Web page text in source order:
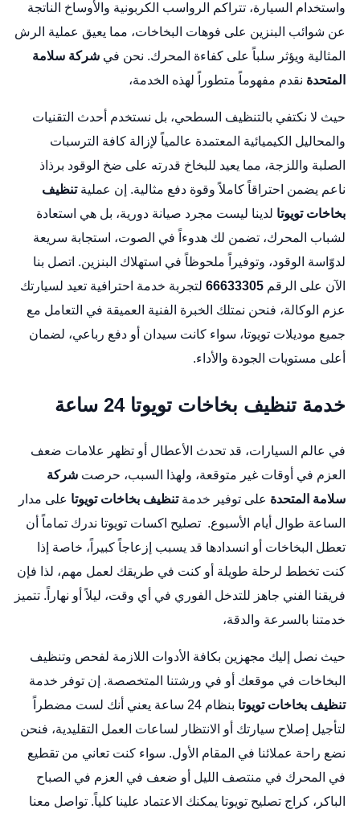
واستخدام السيارة، تتراكم الرواسب الكربونية والأوساخ الناتجة
عن شوائب البنزين على فوهات البخاخات، مما يعيق عملية الرش
المثالية ويؤثر سلباً على كفاءة المحرك. نحن في شركة سلامة
المتحدة نقدم مفهوماً متطوراً لهذه الخدمة،
حيث لا نكتفي بالتنظيف السطحي، بل نستخدم أحدث التقنيات
والمحاليل الكيميائية المعتمدة عالمياً لإزالة كافة الترسبات
الصلبة واللزجة، مما يعيد للبخاخ قدرته على ضخ الوقود برذاذ
ناعم يضمن احتراقاً كاملاً وقوة دفع مثالية. إن عمليةتنظيف
بخاخات تويوتا لدينا ليست مجرد صيانة دورية، بل هي استعادة
لشباب المحرك، تضمن لك هدوءاً في الصوت، استجابة سريعة
لدوّاسة الوقود، وتوفيراً ملحوظاً في استهلاك البنزين. اتصل بنا
الآن على الرقم 66633305لتجربة خدمة احترافية تعيد لسيارتك
عزم الوكالة، فنحن نمتلك الخبرة الفنية العميقة في التعامل مع
جميع موديلات تويوتا، سواء كانت سيدان أو دفع رباعي، لضمان
أعلى مستويات الجودة والأداء.
خدمة تنظيف بخاخات تويوتا 24 ساعة
في عالم السيارات، قد تحدث الأعطال أو تظهر علامات ضعف
العزم في أوقات غير متوقعة، ولهذا السبب، حرصت شركة
سلامة المتحدة على توفير خدمةتنظيف بخاخات تويوتا على مدار
الساعة طوال أيام الأسبوع. تصليح اكسات تويوتا ندرك تماماً أن
تعطل البخاخات أو انسدادها قد يسبب إزعاجاً كبيراً، خاصة إذا
كنت تخطط لرحلة طويلة أو كنت في طريقك لعمل مهم، لذا فإن
فريقنا الفني جاهز للتدخل الفوري في أي وقت، ليلاً أو نهاراً. تتميز
خدمتنا بالسرعة والدقة،
حيث نصل إليك مجهزين بكافة الأدوات اللازمة لفحص وتنظيف
البخاخات في موقعك أو في ورشتنا المتخصصة. إن توفر خدمة
تنظيف بخاخات تويوتا
بنظام 24 ساعة يعني أنك لست مضطراً
لتأجيل إصلاح سيارتك أو الانتظار لساعات العمل التقليدية، فنحن
نضع راحة عملائنا في المقام الأول. سواء كنت تعاني من تقطيع
في المحرك في منتصف الليل أو ضعف في العزم في الصباح
الباكر، كراج تصليح تويوتا يمكنك الاعتماد علينا كلياً. تواصل معنا